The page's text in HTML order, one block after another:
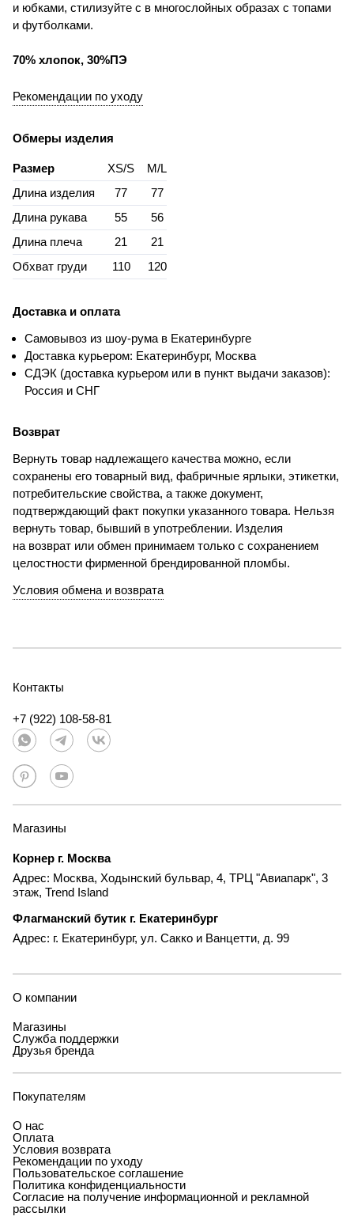
и юбками, стилизуйте с в многослойных образах с топами
и футболками.
70% хлопок, 30%ПЭ
Рекомендации по уходу
Обмеры изделия
Размер XS/S
M/L
Длина изделия
77
77
Длина рукава
55
56
Длина плеча
21
21
Обхват груди
110 120
Доставка и оплата
Самовывоз из шоу-рума в Екатеринбурге
Доставка курьером: Екатеринбург, Москва
СДЭК (доставка курьером или в пункт выдачи заказов):
Россия и СНГ
Возврат
Вернуть товар надлежащего качества можно, если
сохранены его товарный вид, фабричные ярлыки, этикетки,
потребительские свойства, а также документ,
подтверждающий факт покупки указанного товара. Нельзя
вернуть товар, бывший в употреблении. Изделия
на возврат или обмен принимаем только с сохранением
целостности фирменной брендированной пломбы.
Условия обмена и возврата
Контакты
+7 (922) 108-58-81
Магазины
Корнер г. Москва
Адрес: Москва, Ходынский бульвар, 4, ТРЦ "Авиапарк", 3
этаж, Trend Island
Флагманский бутик г. Екатеринбург
Адрес: г. Екатеринбург, ул. Сакко и Ванцетти, д. 99
О компании
Магазины
Служба поддержки
Друзья бренда
Покупателям
О нас
Оплата
Условия возврата
Рекомендации по уходу
Пользовательское соглашение
Политика конфиденциальности
Согласие на получение информационной и рекламной
рассылки